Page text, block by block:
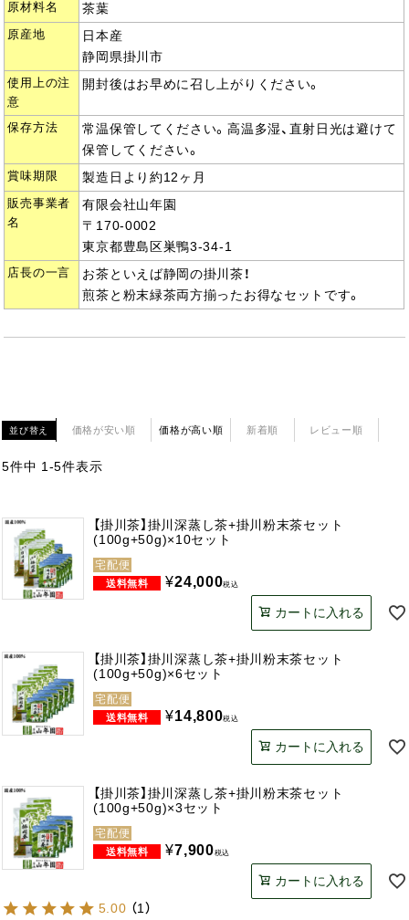
原材料名 茶葉
原産地
日本産
静岡県掛川市
使用上の注
意
開封後はお早めに召し上がりください。
保存方法
常温保管してください。高温多湿、直射日光は避けて
保管してください。
賞味期限 製造日より約12ヶ月
販売事業者
名
有限会社山年園
〒170-0002
東京都豊島区巣鴨3-34-1
店長の一言
お茶といえば静岡の掛川茶！
煎茶と粉末緑茶両方揃ったお得なセットです。
並び替え 価格が安い順 価格が高い順 新着順 レビュー順
5件中 1-5件表示
【掛川茶】掛川深蒸し茶+掛川粉末茶セット
(100g+50g)×10セット
宅配便
¥24,000税込
カートに入れる
【掛川茶】掛川深蒸し茶+掛川粉末茶セット
(100g+50g)×6セット
宅配便
¥14,800税込
カートに入れる
【掛川茶】掛川深蒸し茶+掛川粉末茶セット
(100g+50g)×3セット
宅配便
¥7,900税込
カートに入れる
5.00 （1）